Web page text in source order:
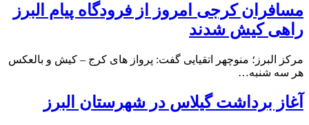
مسافران کرجی امروز از فرودگاه پیام البرز
راهی کیش شدند
مرکز البرز؛ منوچهر اتقیایی گفت: پرواز های کرج – کیش و بالعکس
هر سه شنبه…
آغاز برداشت گیلاس در شهرستان البرز